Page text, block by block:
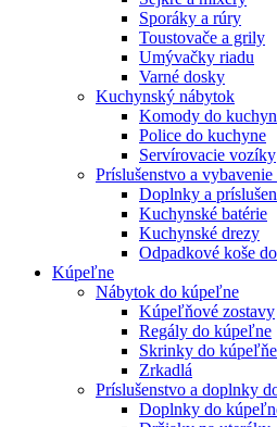
Sporáky a rúry
Toustovače a grily
Umývačky riadu
Varné dosky
Kuchynský nábytok
Komody do
Police do kuchyne
Servírovacie vozíky
Príslušenstvo a
Doplnky a
Kuchynské batérie
Kuchynské drezy
Odpadkové koše
Kúpeľne
Nábytok do kúpeľne
Kúpeľňové zostavy
Regály do kúpeľne
Skrinky do kúpeľňe
Zrkadlá
Príslušenstvo a doplnky
Doplnky do